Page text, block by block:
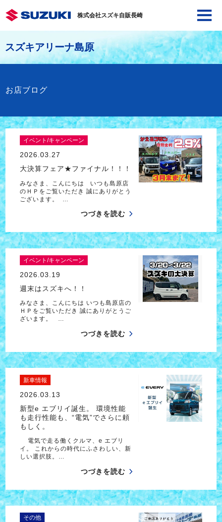
株式会社スズキ自販長崎
スズキアリーナ島原
お店ブログ
イベント/キャンペーン
2026.03.27
大決算フェア★ファイナル！！！
みなさま、こんにちは いつも島原店
のＨＰをご覧いただき 誠にありがとう
ございます。 …
つづきを読む
イベント/キャンペーン
2026.03.19
週末はスズキへ！！
みなさま、こんにちは いつも島原店の
ＨＰをご覧いただき 誠にありがとうご
ざいます。 …
つづきを読む
新車情報
2026.03.13
新型e エブリイ誕生。 環境性能
も走行性能も、“電気”でさらに頼
もしく。
電気で走る働くクルマ、e エブリ
イ。 これからの時代にふさわしい、新
しい選択肢。…
つづきを読む
その他